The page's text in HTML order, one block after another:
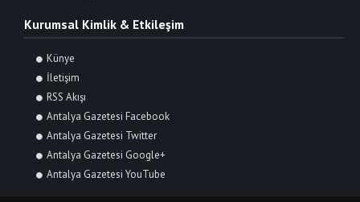
Kurumsal Kimlik & Etkileşim
Künye
İletişim
RSS Akışı
Antalya Gazetesi Facebook
Antalya Gazetesi Twitter
Antalya Gazetesi Google+
Antalya Gazetesi YouTube